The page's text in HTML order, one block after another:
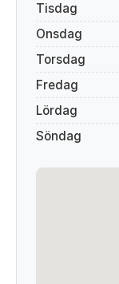
Tisdag
Onsdag
Torsdag
Fredag
Lördag
Söndag